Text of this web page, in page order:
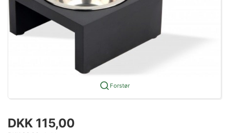
Forstør
DKK 115,00